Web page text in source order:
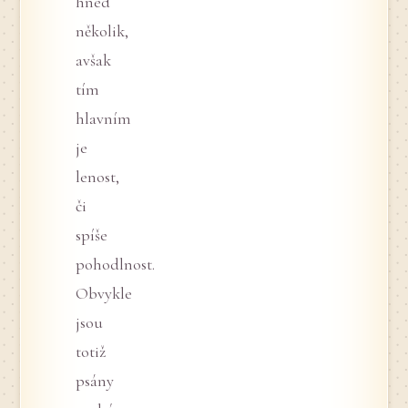
několik,
avšak
tím
hlavním
je
lenost,
či
spíše
pohodlnost.
Obvykle
jsou
totiž
psány